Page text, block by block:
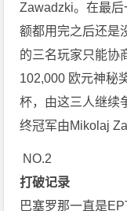
Zawadzki。在最
额都用完之后还是
的三名玩家只能协
102,000 欧元神秘
杯，由这三人继续
终冠军由Mikolaj
NO.2
打破记录
巴塞罗那一直是